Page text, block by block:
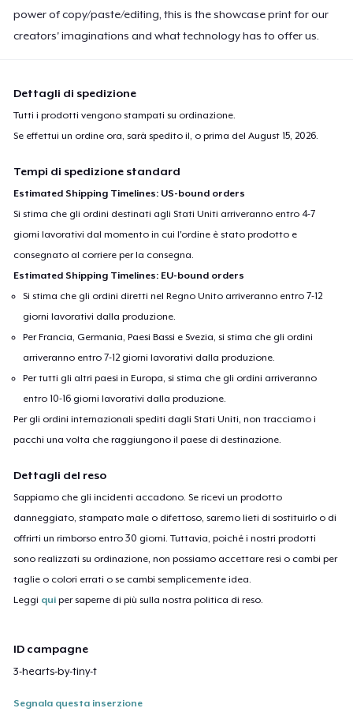
power of copy/paste/editing, this is the showcase print for our
creators' imaginations and what technology has to offer us.
Dettagli di spedizione
Tutti i prodotti vengono stampati su ordinazione.
Se effettui un ordine ora, sarà spedito il, o prima delAugust 15, 2026.
Tempi di spedizione standard
Estimated Shipping Timelines: US-bound orders
Si stima che gli ordini destinati agli Stati Uniti arriveranno entro 4-7
giorni lavorativi dal momento in cui l'ordine è stato prodotto e
consegnato al corriere per la consegna.
Estimated Shipping Timelines: EU-bound orders
Si stima che gli ordini diretti nel Regno Unito arriveranno entro 7-12
giorni lavorativi dalla produzione.
Per Francia, Germania, Paesi Bassi e Svezia, si stima che gli ordini
arriveranno entro 7-12 giorni lavorativi dalla produzione.
Per tutti gli altri paesi in Europa, si stima che gli ordini arriveranno
entro 10-16 giorni lavorativi dalla produzione.
Per gli ordini internazionali spediti dagli Stati Uniti, non tracciamo i
pacchi una volta che raggiungono il paese di destinazione.
Dettagli del reso
Sappiamo che gli incidenti accadono. Se ricevi un prodotto
danneggiato, stampato male o difettoso, saremo lieti di sostituirlo o di
offrirti un rimborso entro 30 giorni. Tuttavia, poiché i nostri prodotti
sono realizzati su ordinazione, non possiamo accettare resi o cambi per
taglie o colori errati o se cambi semplicemente idea.
Leggi qui per saperne di più sulla nostra politica di reso.
ID campagne
3-hearts-by-tiny-t
Segnala questa inserzione